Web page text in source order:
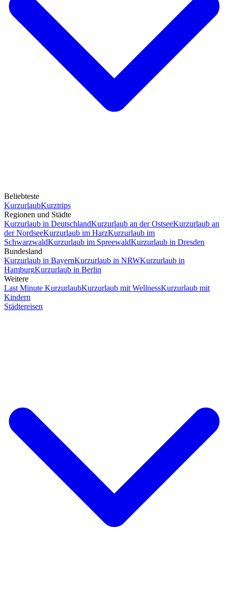
Beliebteste
KurzurlaubKurztrips
Regionen und Städte
Kurzurlaub in DeutschlandKurzurlaub an der OstseeKurzurlaub an
der NordseeKurzurlaub im HarzKurzurlaub im
SchwarzwaldKurzurlaub im SpreewaldKurzurlaub in Dresden
Bundesland
Kurzurlaub in BayernKurzurlaub in NRWKurzurlaub in
HamburgKurzurlaub in Berlin
Weitere
Last Minute KurzurlaubKurzurlaub mit WellnessKurzurlaub mit
Kindern
Städtereisen